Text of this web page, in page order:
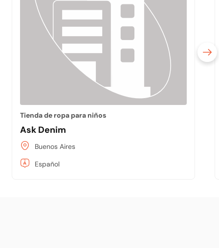
Tienda de ropa para niños
Ask Denim
Buenos Aires
Español